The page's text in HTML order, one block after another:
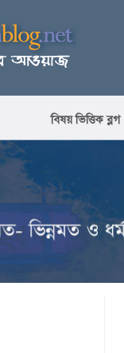
বিষয় ভিত্তিক ব্লগ